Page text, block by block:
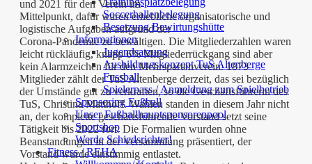
Soccerhallenbelegung
Besetzung Bewirtungshütte
Informationen
Jugendsatzung
Ausbildungskonzept TuS Altenberge
Fussball
Spielerpass / Anmeldung zum Spielbetrieb
Sponsoring Fußball
Unser Fußballhauptsponsorenpool
Sportshop
Werde Schiedsrichter!
Fitness / REHA
und 2021 für den Verein im
Mittelpunkt, dafür waren erhebliche organisatorische und
logistische Aufgaben aufgrund der
Corona-Pandemie zu bewältigen. Die Mitgliederzahlen waren
leicht rückläufig, knapp 6% Mitgliederrückgang sind aber
kein Alarmzeichen für den Mehrspartenverein. 1873
Mitglieder zählt der TuS Altenberge derzeit, das sei bezüglich
der Umstände gut zu verkraften, so die Geschäftsführerin des
TuS, Christina Matthoff. Wahlen standen in diesem Jahr nicht
an, der komplette geschäftsführende Vorstand setzt seine
Tätigkeit bis 2022 fort. Die Formalien wurden ohne
Beanstandungen in der Versammlung präsentiert, der
Vorstand wurde einstimmig entlastet.